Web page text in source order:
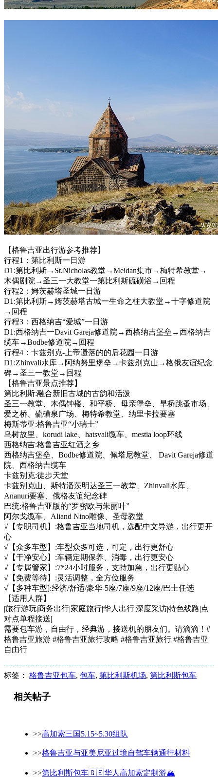
【格鲁吉亚出行游参考推荐】
行程1：第比利斯一日游
D1:第比利斯→St.Nicholas教堂→Meidan集市→梅特希教堂→
木偶剧院→圣三一大教堂一第比利斯硫磺浴→回程
行程2：姆茨赫塔圣城一日游
D1:第比利斯→姆茨赫塔古城一生命之柱大教堂→十字修道院
→回程
行程3：西格纳吉“爱城”一日游
D1:西格纳吉一Davit Gareja修道院→西格纳吉堡垒→西格纳吉
缆车→Bodbe修道院→回程
行程4：卡兹别克-上帝遗落的的后花园一日游
D1:Zhinvali水库→阿纳努里堡垒→卡兹别克山→格俄友谊纪念
碑→圣三一教堂→回程
【格鲁吉亚景点推荐】
第比利斯:融合新旧古城的古韵和活泼
圣三一教堂、木偶钟楼、和平桥、母亲堡垒、旱桥跳蚤市场、
爱之桥、硫磺泉广场、梅特希教堂、纳里卡拉要塞
梅斯蒂亚:格鲁吉亚“小瑞士”
乌树故里、korudi lake、hatsvali缆车、mestia loop环线
西格纳吉:格鲁吉亚红酒之乡
西格纳吉堡垒、Bodbe修道院、佩塔尼教堂、 Davit Gareja修道
院、西格纳吉缆车
卡兹别克:徒步天堂
卡兹别克山、斯特潘茨明达圣三一教堂、Zhinvali水库、
Ananuri要塞、俄格友谊纪念碑
巴统:格鲁吉亚版的“罗密欧与朱丽叶”
阿尔戈缆车、Aliand Nino雕像、圣母教堂
√【专职司机】:格鲁吉亚当地司机，选配中文导游，出行更开
心
√【众多车型】:车型众多可选，可定，出行更舒心
√【干净安心】:车辆定期保养、消毒，出行更安心
√【专属管家】:7*24小时服务，支持加急，出行更贴心
√【免费等待】:灵活调整，全方位服务
√【多种车型]:经济/舒适/豪华-5座/7座/9座/12座/巴士任选
【适用人群】
|旅行游玩|商务出行|家庭旅行|华人出行|深度采访|特色线路|点
对点单程接送|
需要包车游，自由行，经典游，接送机的朋友们。请滴滴！#
格鲁吉亚旅游 #格鲁吉亚旅行攻略 #格鲁吉亚旅行 #格鲁吉亚
自由行
标签： 格鲁吉亚包车, 包车, 第比利斯机场, 第比利斯包车
相关帖子
>>高加索三国5.15~5.30组队
>>格鲁吉亚与亚美尼亚过境自驾车辆通行材料
>>第比利斯包车🇬🇪华人高加索定制游🏔️